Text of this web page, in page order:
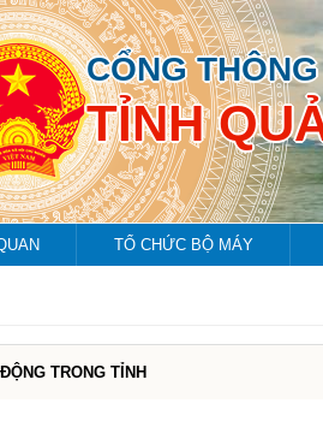
CỔNG
TỈNH
TỔ CHỨC BỘ MÁY
TRONG TỈNH